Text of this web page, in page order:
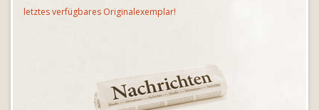
letztes verfügbares Originalexemplar!